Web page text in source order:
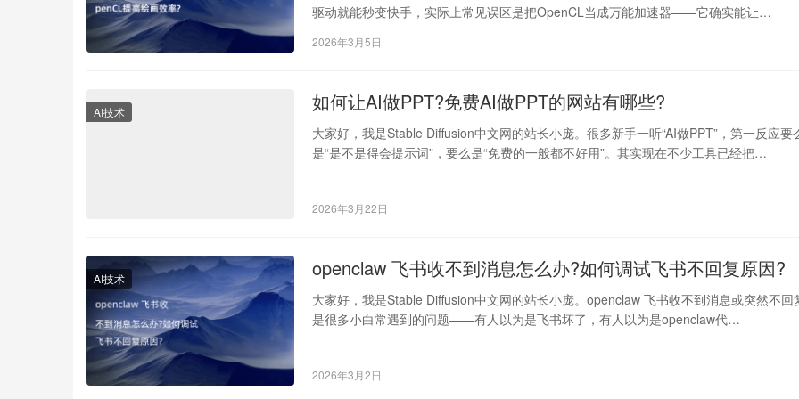
驱动就能秒变快手，实际上常见误区是把OpenCL当成万能加速器——它确实能让…
2026年3月5日
AI技术 如何让AI做PPT?免费AI做PPT的网站有哪些?
大家好，我是Stable Diffusion中文网的站长小庞。很多新手一听“AI做PPT”，第一反应要
是“是不是得会提示词”，要么是“免费的一般都不好用”。其实现在不少工具已经把…
2026年3月22日
AI技术 openclaw 飞书收不到消息怎么办?如何调试飞书不回复原因?
大家好，我是Stable Diffusion中文网的站长小庞。openclaw 飞书收不到消息或突然不回
是很多小白常遇到的问题——有人以为是飞书坏了，有人以为是openclaw代…
2026年3月2日